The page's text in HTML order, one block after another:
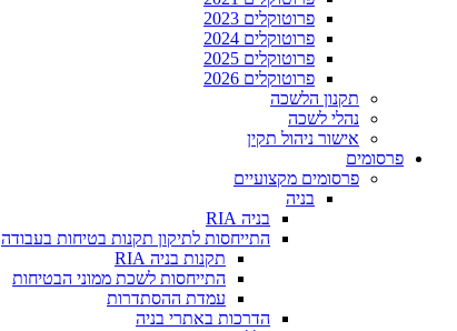
פרוטוקלים 2023
פרוטוקלים 2024
פרוטוקלים 2025
פרוטוקלים 2026
תקנון הלשכה
נהלי לשכה
אישור ניהול תקין
פרסומים
פרסומים מקצועיים
בניה
בניה RIA
התייחסות לתיקון תקנות בטיחות בעבודה
תקנות בניה RIA
התייחסות לשכת ממוני הבטיחות
עמדת ההסתדרות
הדרכות באתרי בניה